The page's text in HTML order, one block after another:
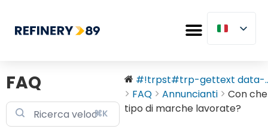
FAQ
⌘K
#!trpst#trp-gettext data-
FAQ
Annuncianti
Con che
tipo di marche lavorate?